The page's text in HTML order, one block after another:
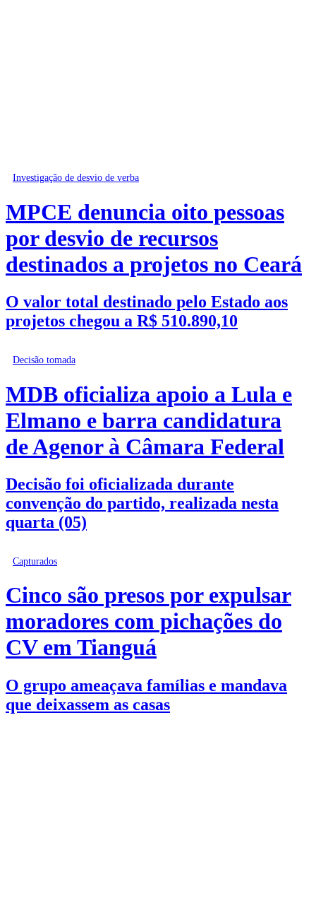
Investigação de desvio de verba
MPCE denuncia oito pessoas
por desvio de recursos
destinados a projetos no Ceará
O valor total destinado pelo Estado aos
projetos chegou a R$ 510.890,10
Decisão tomada
MDB oficializa apoio a Lula e
Elmano e barra candidatura
de Agenor à Câmara Federal
Decisão foi oficializada durante
convenção do partido, realizada nesta
quarta (05)
Capturados
Cinco são presos por expulsar
moradores com pichações do
CV em Tianguá
O grupo ameaçava famílias e mandava
que deixassem as casas